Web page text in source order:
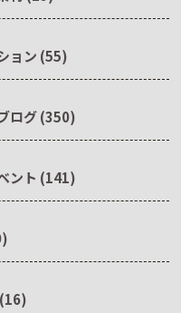
ョン (55)
ログ (350)
ント (141)